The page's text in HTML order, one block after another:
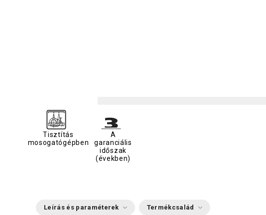
Tisztítás
mosogatógépben
A
garanciális
időszak
(években)
Leírás és paraméterek Termékcsalád